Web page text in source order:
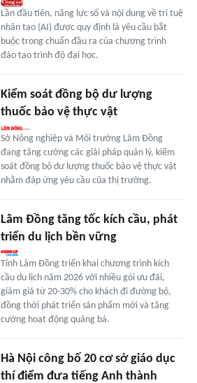
Lần đầu tiên, năng lực số và nội dung về trí tuệ
nhân tạo (AI) được quy định là yêu cầu bắt
buộc trong chuẩn đầu ra của chương trình
đào tạo trình độ đại học.
Kiểm soát đồng bộ dư lượng
thuốc bảo vệ thực vật
Sở Nông nghiệp và Môi trường Lâm Đồng
đang tăng cường các giải pháp quản lý, kiểm
soát đồng bộ dư lượng thuốc bảo vệ thực vật
nhằm đáp ứng yêu cầu của thị trường.
Lâm Đồng tăng tốc kích cầu, phát
triển du lịch bền vững
Tỉnh Lâm Đồng triển khai chương trình kích
cầu du lịch năm 2026 với nhiều gói ưu đãi,
giảm giá từ 20-30% cho khách đi đường bộ,
đồng thời phát triển sản phẩm mới và tăng
cường hoạt động quảng bá.
Hà Nội công bố 20 cơ sở giáo dục
thí điểm đưa tiếng Anh thành